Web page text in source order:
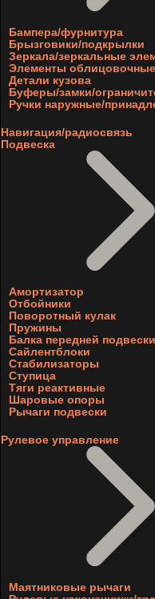
Бампера/фурнитура
Брызговики/подкрылки
Зеркала/зеркальные
Элементы облицовочные
Детали кузова
Буферы/замки/
Ручки наружные/
Навигация/радиосвязь
Подвеска
Амортизатор
Отбойники
Поворотный кулак
Пружины
Балка передней подвески
Сайлентблоки
Стабилизаторы
Ступица
Тяги реактивные
Шаровые опоры
Рычаги подвески
Рулевое управление
Маятниковые рычаги